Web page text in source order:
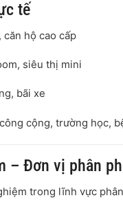
tế
hộ cao cấp
siêu thị mini
bãi xe
cộng, trường học,
– Đơn vị phân
trong lĩnh vực